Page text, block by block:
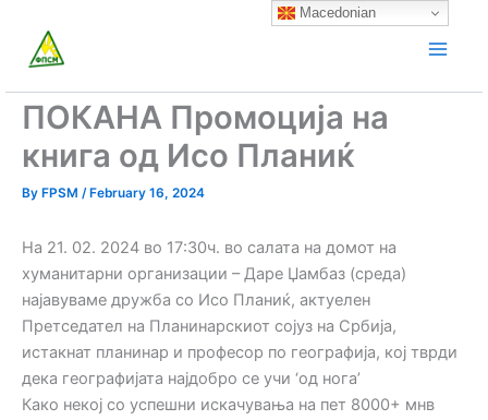
content
ПОКАНА Промоција на
книга од Исо Планиќ
By FPSM / February 16, 2024
На 21. 02. 2024 во 17:30ч. во салата на домот на
хуманитарни организации – Даре Џамбаз (среда)
најавуваме дружба со Исо Планиќ, актуелен
Претседател на Планинарскиот сојуз на Србија,
истакнат планинар и професор по географија, кој тврди
дека географијата најдобро се учи ‘од нога’
Како некој со успешни искачувања на пет 8000+ мнв
Macedonian